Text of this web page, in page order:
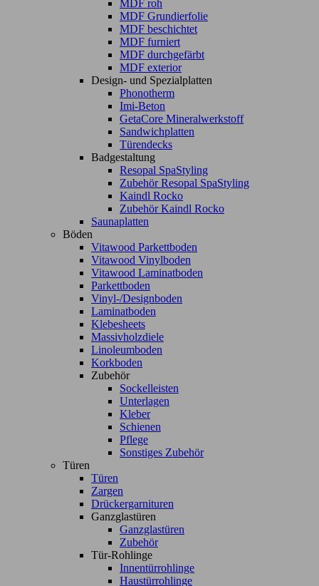
MDF roh
MDF Grundierfolie
MDF beschichtet
MDF furniert
MDF durchgefärbt
MDF exterior
Design- und Spezialplatten
Phonotherm
Imi-Beton
GetaCore Mineralwerkstoff
Sandwichplatten
Türendecks
Badgestaltung
Resopal SpaStyling
Zubehör Resopal SpaStyling
Kaindl Rocko
Zubehör Kaindl Rocko
Saunaplatten
Böden
Vitawood Parkettboden
Vitawood Vinylboden
Vitawood Laminatboden
Parkettboden
Vinyl-/Designboden
Laminatboden
Klebesheets
Massivholzdiele
Linoleumboden
Korkboden
Zubehör
Sockelleisten
Unterlagen
Kleber
Schienen
Pflege
Sonstiges Zubehör
Türen
Türen
Zargen
Drückergarnituren
Ganzglastüren
Ganzglastüren
Zubehör
Tür-Rohlinge
Innentürrohlinge
Haustürrohlinge